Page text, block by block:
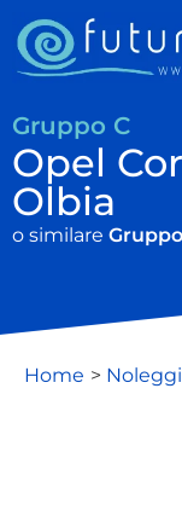
Gruppo C
Opel
Olbia
o similare
Home >